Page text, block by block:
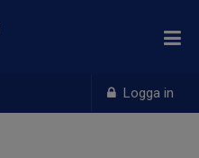
Logga in